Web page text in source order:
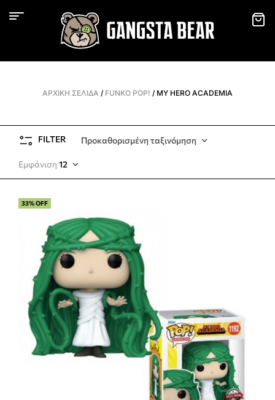
ΑΡΧΙΚΉ ΣΕΛΊΔΑ / FUNKO POP! / MY HERO ACADEMIA
FILTER Προκαθορισμένη ταξινόμηση
Εμφάνιση 12
33% OFF